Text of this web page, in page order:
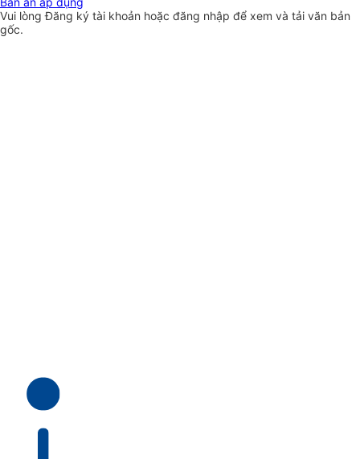
Vui lòngĐăng ký tài khoản hoặc đăng nhập để xem và tải văn bản
gốc.